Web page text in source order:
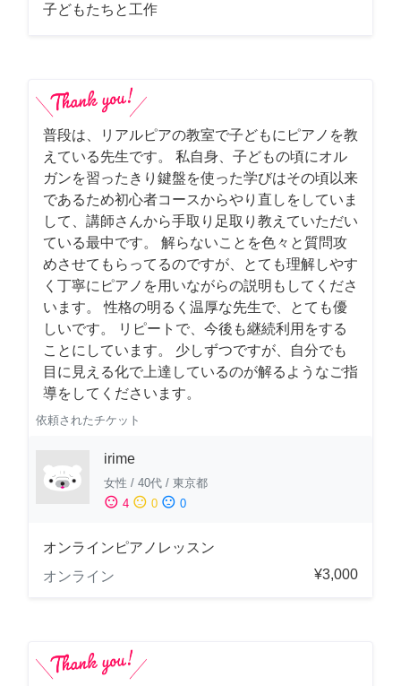
子どもたちと工作
普段は、リアルピアの教室で子どもにピアノを教
えている先生です。 私自身、子どもの頃にオル
ガンを習ったきり鍵盤を使った学びはその頃以来
であるため初心者コースからやり直しをしていま
して、講師さんから手取り足取り教えていただい
ている最中です。 解らないことを色々と質問攻
めさせてもらってるのですが、とても理解しやす
く丁寧にピアノを用いながらの説明もしてくださ
います。 性格の明るく温厚な先生で、とても優
しいです。 リピートで、今後も継続利用をする
ことにしています。 少しずつですが、自分でも
目に見える化で上達しているのが解るようなご指
導をしてくださいます。
依頼されたチケット
irime
女性 / 40代 / 東京都
sentiment_satisfied 4 sentiment_neutral 0 sentiment_dissatisfied 0
オンラインピアノレッスン
オンライン
¥3,000